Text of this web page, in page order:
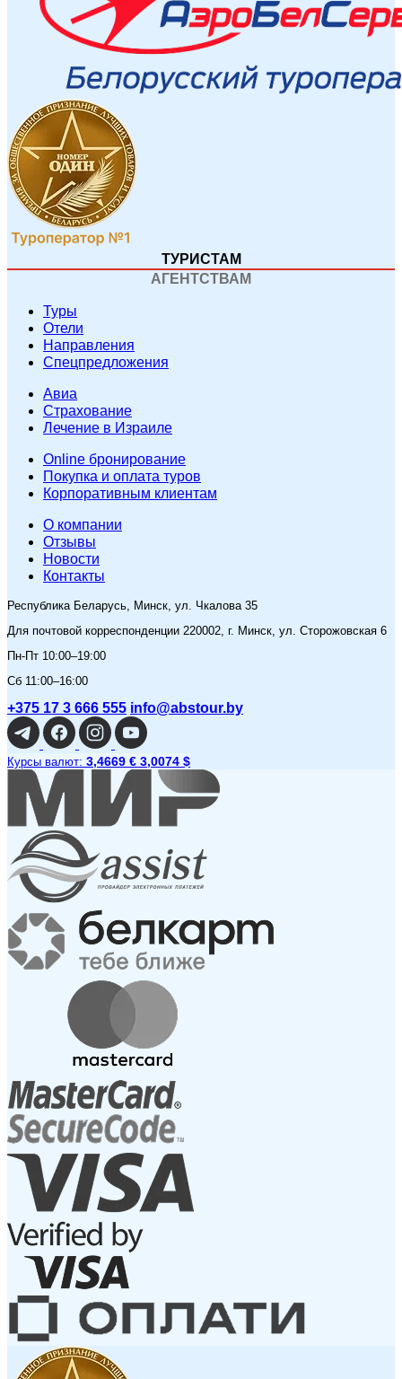
ТУРИСТАМ
АГЕНТСТВАМ
Туры
Отели
Направления
Спецпредложения
Авиа
Страхование
Лечение в Израиле
Online бронирование
Покупка и оплата туров
Корпоративным клиентам
O компании
Отзывы
Новости
Контакты
Республика Беларусь, Минск, ул. Чкалова 35
Для почтовой корреспонденции 220002, г. Минск, ул. Сторожовская 6
Пн-Пт 10:00–19:00
Сб 11:00–16:00
+375 17 3 666 555 info@abstour.by
Курсы валют: 3,4669 € 3,0074 $